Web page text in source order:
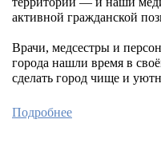
активной гражданской
Врачи, медсестры и
города нашли время в
сделать город чище и
Подробнее